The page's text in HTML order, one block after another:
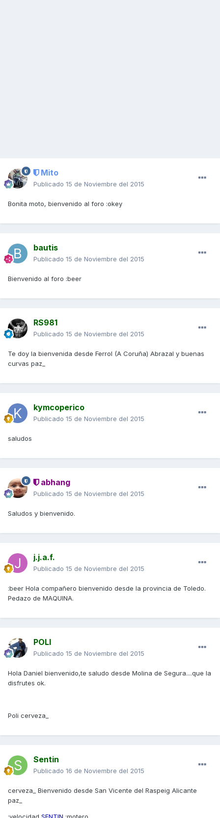
Mito
Publicado 15 de Noviembre del 2015
Bonita moto, bienvenido al foro :okey
bautis
Publicado 15 de Noviembre del 2015
Bienvenido al foro :beer
RS981
Publicado 15 de Noviembre del 2015
Te doy la bienvenida desde Ferrol (A Coruña) Abrazal y buenas
curvas paz_
kymcoperico
Publicado 15 de Noviembre del 2015
saludos
abhang
Publicado 15 de Noviembre del 2015
Saludos y bienvenido.
j.j.a.f.
Publicado 15 de Noviembre del 2015
:beer Hola compañero bienvenido desde la provincia de Toledo.
Pedazo de MAQUINA.
POLI
Publicado 15 de Noviembre del 2015
Hola Daniel bienvenido,te saludo desde Molina de Segura....que la
disfrutes ok.
Poli cerveza_
Sentin
Publicado 16 de Noviembre del 2015
cerveza_ Bienvenido desde San Vicente del Raspeig Alicante
paz_